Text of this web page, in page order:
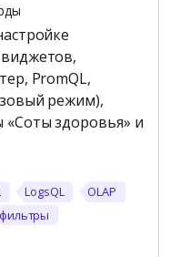
PromQL,
режим),
здоровья» и
LogsQL
OLAP
фильтры